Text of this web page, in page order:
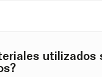
utilizados